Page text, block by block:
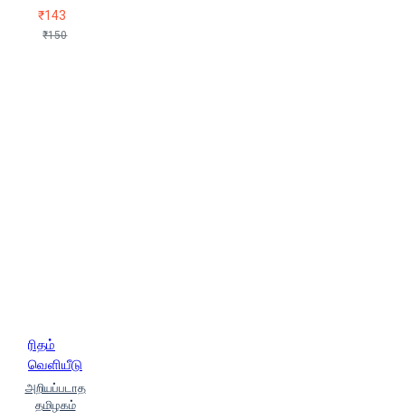
₹143
₹150
ரிதம்
வெளியீடு
அறியப்படாத
தமிழகம்